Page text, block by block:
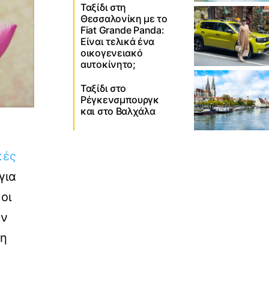
Ταξίδι στη
Θεσσαλονίκη με το
Fiat Grande Panda:
Είναι τελικά ένα
οικογενειακό
αυτοκίνητο;
Ταξίδι στο
Ρέγκενσμπουργκ
και στο Βαλχάλα